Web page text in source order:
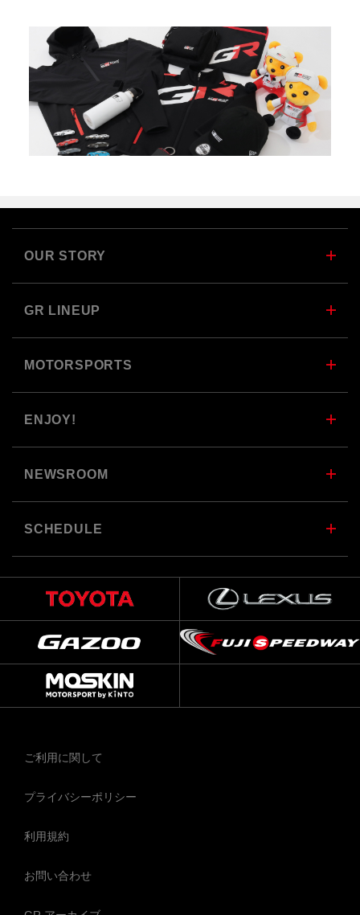
OUR STORY
GR LINEUP
MOTORSPORTS
ENJOY!
NEWSROOM
SCHEDULE
ご利用に関して
プライバシーポリシー
利用規約
お問い合わせ